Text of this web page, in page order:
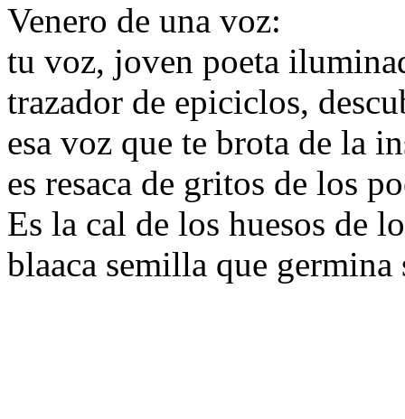
Venero de una voz:
tu voz, joven poeta
trazador de epiciclos,
esa voz que te brota de la
es resaca de gritos de los
Es la cal de los huesos de
blaaca semilla que